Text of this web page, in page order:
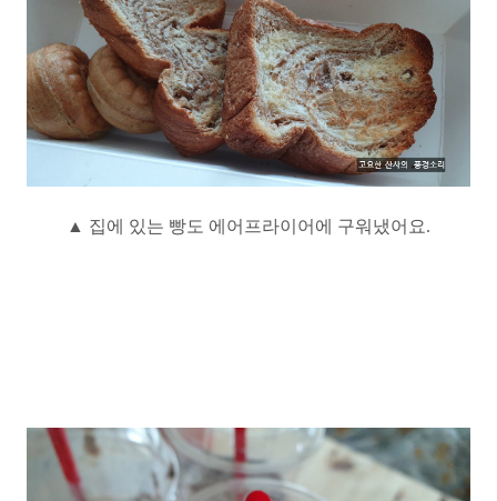
▲ 집에 있는 빵도 에어프라이어에 구워냈어요.